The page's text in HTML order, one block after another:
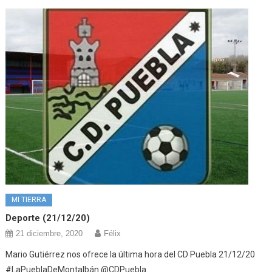
MI TIERRA
Deporte (21/12/20)
21 diciembre, 2020 Félix
Mario Gutiérrez nos ofrece la última hora del CD Puebla 21/12/20
#LaPueblaDeMontalbán @CDPuebla